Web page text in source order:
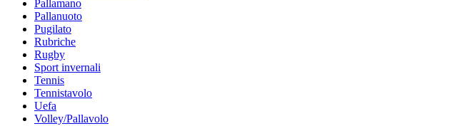
Pallamano
Pallanuoto
Pugilato
Rubriche
Rugby
Sport invernali
Tennis
Tennistavolo
Uefa
Volley/Pallavolo